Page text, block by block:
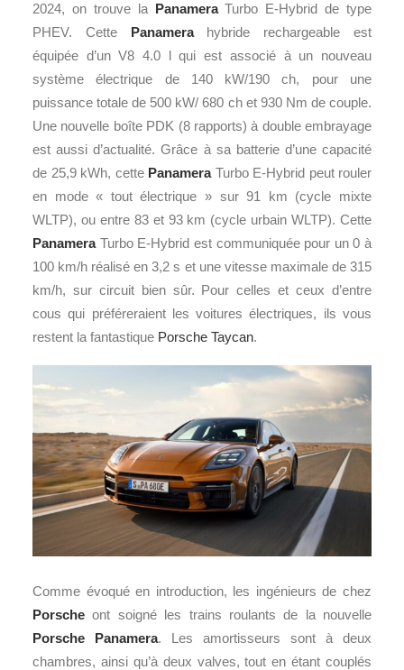
2024, on trouve la PanameraTurbo E-Hybrid de type
PHEV. Cette Panamerahybride rechargeable est
équipée d’un V8 4.0 l qui est associé à un nouveau
système électrique de 140 kW/190 ch, pour une
puissance totale de 500 kW/ 680 ch et 930 Nm de couple.
Une nouvelle boîte PDK (8 rapports) à double embrayage
est aussi d’actualité. Grâce à sa batterie d’une capacité
de 25,9 kWh, cette PanameraTurbo E-Hybrid peut rouler
en mode « tout électrique » sur 91 km (cycle mixte
WLTP), ou entre 83 et 93 km (cycle urbain WLTP). Cette
PanameraTurbo E-Hybrid est communiquée pour un 0 à
100 km/h réalisé en 3,2 s et une vitesse maximale de 315
km/h, sur circuit bien sûr. Pour celles et ceux d’entre
cous qui préféreraient les voitures électriques, ils vous
restent la fantastique Porsche Taycan.
Comme évoqué en introduction, les ingénieurs de chez
Porsche ont soigné les trains roulants de la nouvelle
Porsche
Panamera. Les amortisseurs sont à deux
chambres, ainsi qu’à deux valves, tout en étant couplés